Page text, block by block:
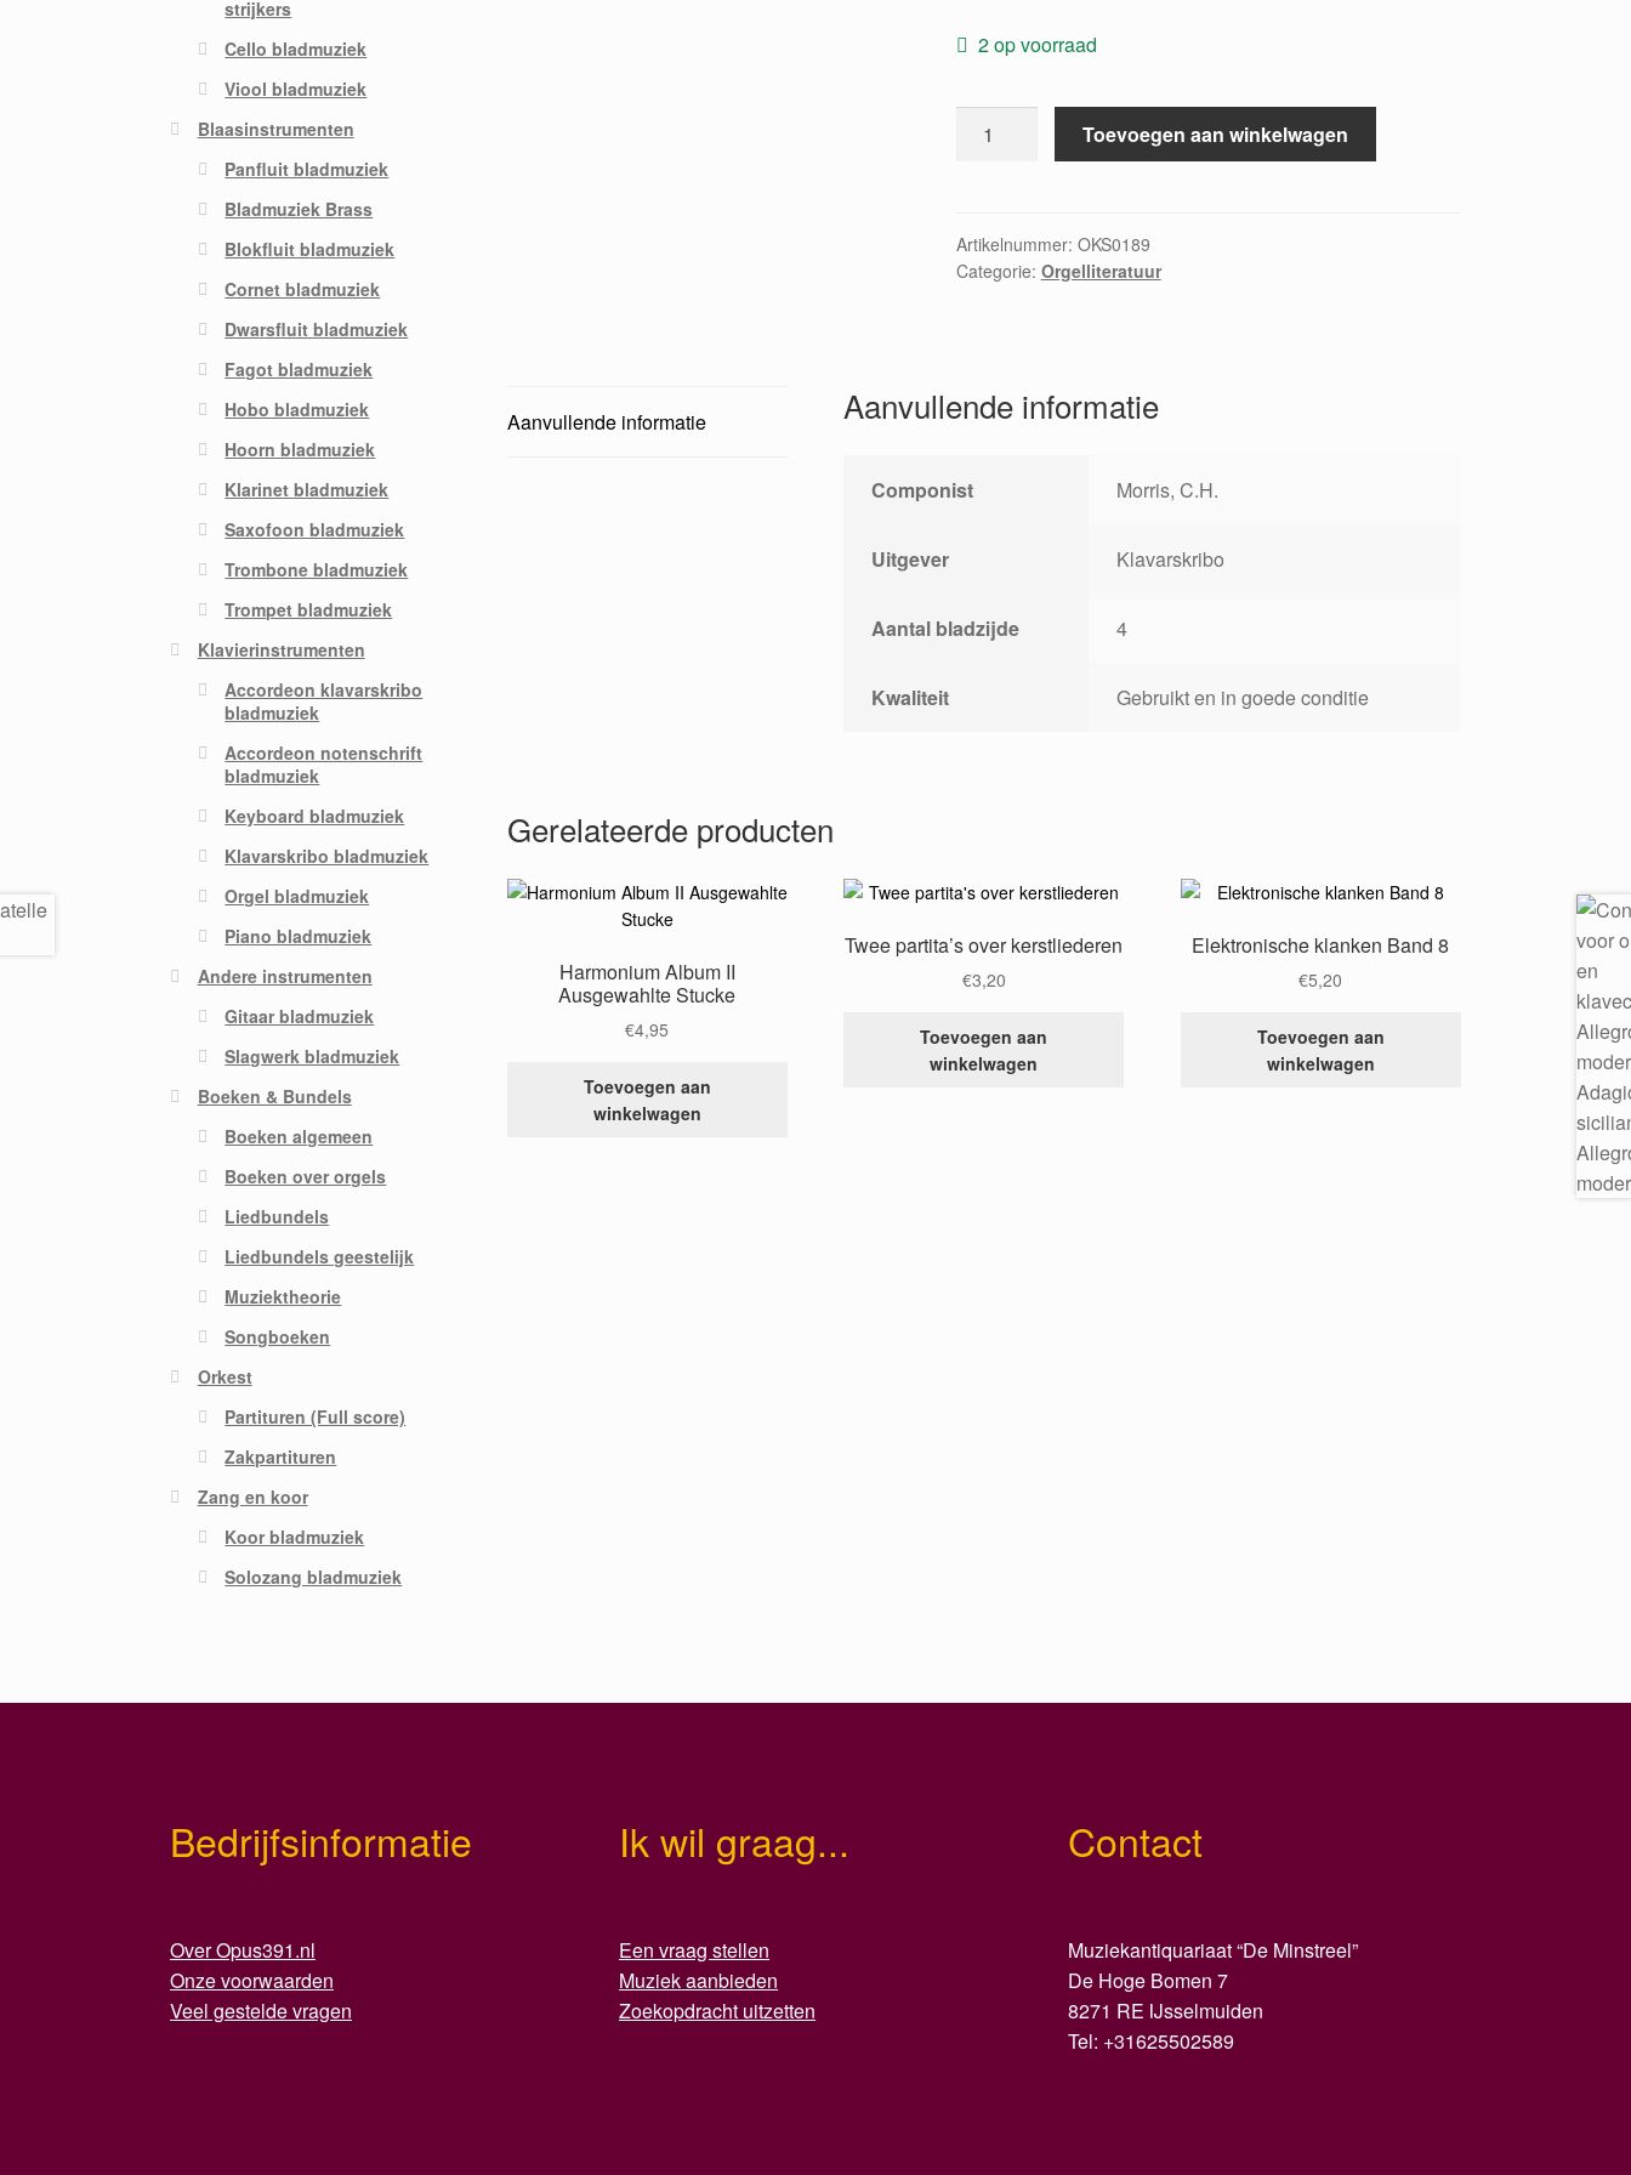
2 op voorraad
stranger
aantal
Toevoegen aan winkelwagen
Artikelnummer: OKS0189
Categorie: Orgelliteratuur
Aanvullende informatie Aanvullende informatie
Componist Morris, C.H.
Uitgever Klavarskribo
Aantal bladzijde 4
Kwaliteit Gebruikt en in goede conditie
Gerelateerde producten
Harmonium Album II
Ausgewahlte Stucke
€4,95
Toevoegen aan
winkelwagen
Twee partita’s over kerstliederen
€3,20
Toevoegen aan
winkelwagen
Elektronische klanken Band 8
€5,20
Toevoegen aan
winkelwagen
strijkers
Cello bladmuziek
Viool bladmuziek
Blaasinstrumenten
Panfluit bladmuziek
Bladmuziek Brass
Blokfluit bladmuziek
Cornet bladmuziek
Dwarsfluit bladmuziek
Fagot bladmuziek
Hobo bladmuziek
Hoorn bladmuziek
Klarinet bladmuziek
Saxofoon bladmuziek
Trombone bladmuziek
Trompet bladmuziek
Klavierinstrumenten
Accordeon klavarskribo
bladmuziek
Accordeon notenschrift
bladmuziek
Keyboard bladmuziek
Klavarskribo bladmuziek
Orgel bladmuziek
Piano bladmuziek
Andere instrumenten
Gitaar bladmuziek
Slagwerk bladmuziek
Boeken & Bundels
Boeken algemeen
Boeken over orgels
Liedbundels
Liedbundels geestelijk
Muziektheorie
Songboeken
Orkest
Partituren (Full score)
Zakpartituren
Zang en koor
Koor bladmuziek
Solozang bladmuziek
Bedrijfsinformatie
Over Opus391.nl
Onze voorwaarden
Veel gestelde vragen
Ik wil graag...
Een vraag stellen
Muziek aanbieden
Zoekopdracht uitzetten
Contact
Muziekantiquariaat “De Minstreel”
De Hoge Bomen 7
8271 RE IJsselmuiden
Tel: +31625502589